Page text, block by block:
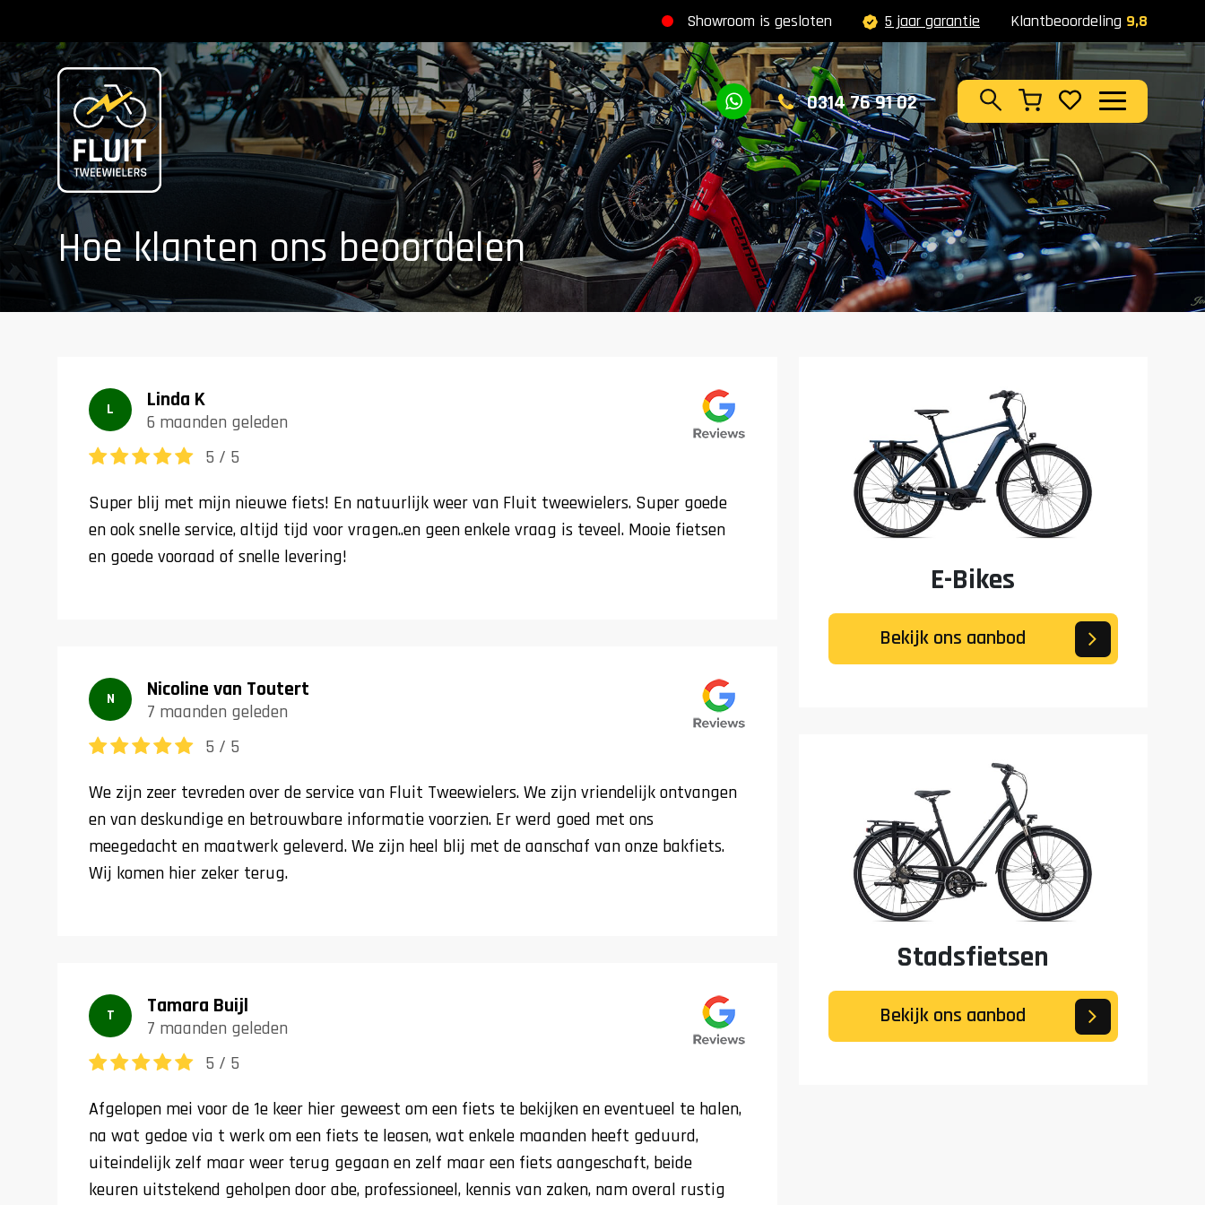
Zoeken
Zoeken
Showroom is gesloten 5 jaar garantie Klantbeoordeling 9,8
0314 76 91 02
Hoe klanten ons beoordelen
L Linda K
6 maanden geleden
5 / 5
Super blij met mijn nieuwe fiets! En natuurlijk weer van Fluit tweewielers. Super goede
en ook snelle service, altijd tijd voor vragen..en geen enkele vraag is teveel. Mooie fietsen
en goede vooraad of snelle levering!
N Nicoline van Toutert
7 maanden geleden
5 / 5
We zijn zeer tevreden over de service van Fluit Tweewielers. We zijn vriendelijk ontvangen
en van deskundige en betrouwbare informatie voorzien. Er werd goed met ons
meegedacht en maatwerk geleverd. We zijn heel blij met de aanschaf van onze bakfiets.
Wij komen hier zeker terug.
T Tamara Buijl
7 maanden geleden
5 / 5
Afgelopen mei voor de 1e keer hier geweest om een fiets te bekijken en eventueel te halen,
na wat gedoe via t werk om een fiets te leasen, wat enkele maanden heeft geduurd,
uiteindelijk zelf maar weer terug gegaan en zelf maar een fiets aangeschaft, beide
keuren uitstekend geholpen door abe, professioneel, kennis van zaken, nam overal rustig
E-Bikes
Bekijk ons aanbod
Stadsfietsen
Bekijk ons aanbod